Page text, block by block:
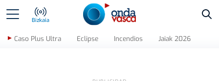
Bizkaia
Caso Plus Ultra Eclipse Incendios Jaiak 2026